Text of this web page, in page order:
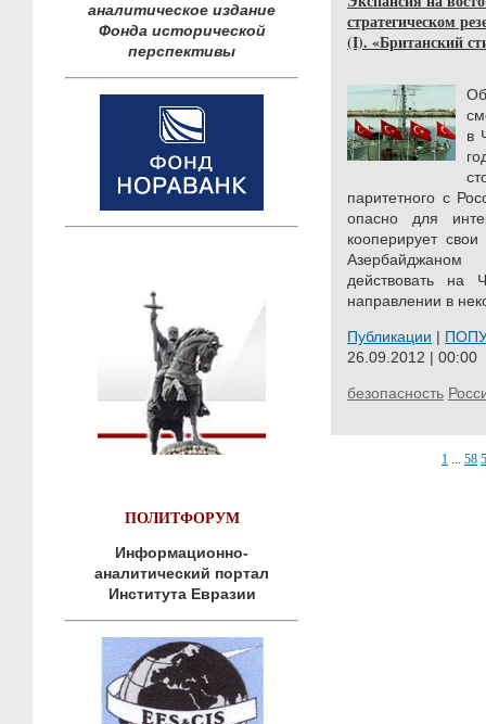
аналитическое издание
Фонда исторической
перспективы
ПОЛИТФОРУМ
Информационно-
аналитический портал
Института Евразии
стратегическом
(I). «Британский
в
паритетного с
опасно для
кооперирует
действовать на
направлении в
Публикации |
26.09.2012 | 00:00
безопасность
1 ... 58